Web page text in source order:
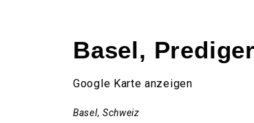
Basel,
Google Karte anzeigen
Basel, Schweiz